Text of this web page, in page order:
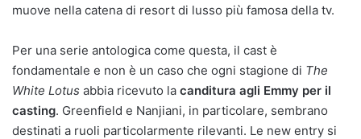
muove nella catena di resort di lusso più famosa della tv.
Per una serie antologica come questa, il cast è
fondamentale e non è un caso che ogni stagione di The
White Lotus abbia ricevuto la canditura agli Emmy per il
casting. Greenfield e Nanjiani, in particolare, sembrano
destinati a ruoli particolarmente rilevanti. Le new entry si